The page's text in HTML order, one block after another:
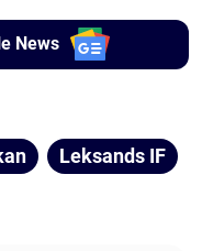
News
Leksands IF